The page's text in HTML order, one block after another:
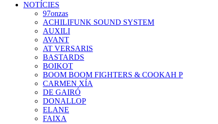
NOTÍCIES
97onzas
ACHILIFUNK SOUND SYSTEM
AUXILI
AVANT
AT VERSARIS
BASTARDS
BOIKOT
BOOM BOOM FIGHTERS & COOKAH P
CARMEN XÍA
DE GAIRÓ
DONALLOP
ELANE
FAIXA